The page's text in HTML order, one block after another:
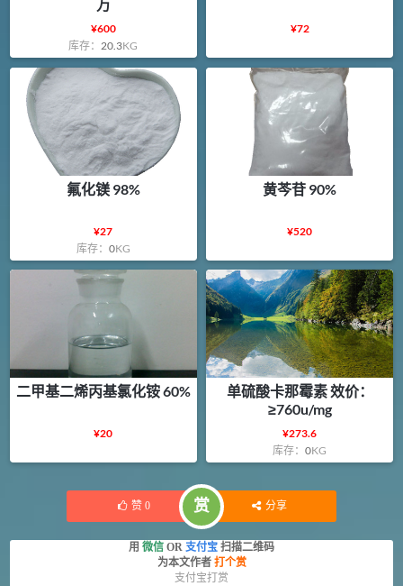
万
¥600
库存： 20.3KG
¥72
氟化镁 98%
¥27
库存： 0KG
黄芩苷 90%
¥520
二甲基二烯丙基氯化铵 60%
¥20
单硫酸卡那霉素 效价：
≥760u/mg
¥273.6
库存：0KG
赞 0 赏 分享
用 微信 OR 支付宝 扫描二维码
为本文作者 打个赏
支付宝打赏